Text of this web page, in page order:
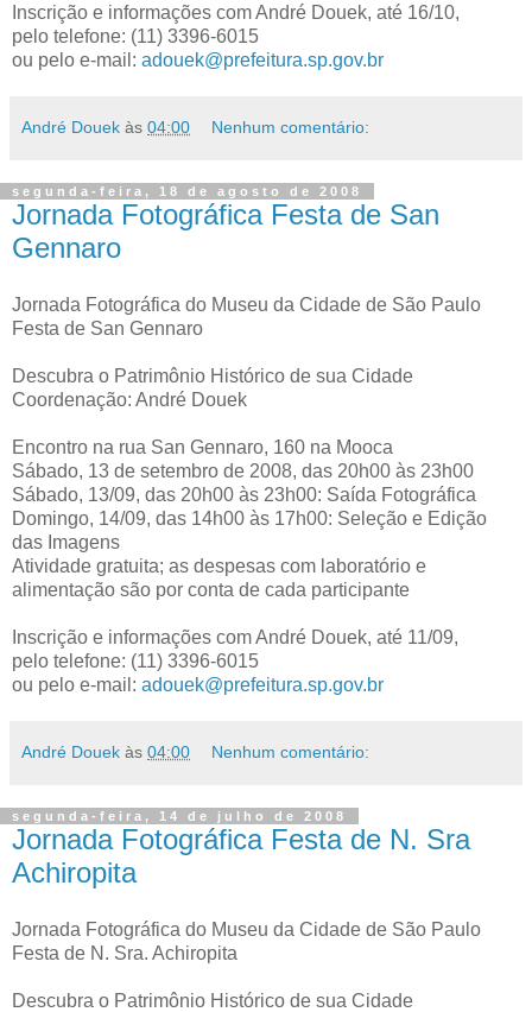
Inscrição e informações com André Douek, até 16/10,
pelo telefone: (11) 3396-6015
ou pelo e-mail: adouek@prefeitura.sp.gov.br
André Douek às 04:00 Nenhum comentário:
segunda-feira, 18 de agosto de 2008
Jornada Fotográfica Festa de San
Gennaro
Jornada Fotográfica do Museu da Cidade de São Paulo
Festa de San Gennaro
Descubra o Patrimônio Histórico de sua Cidade
Coordenação: André Douek
Encontro na rua San Gennaro, 160 na Mooca
Sábado, 13 de setembro de 2008, das 20h00 às 23h00
Sábado, 13/09, das 20h00 às 23h00: Saída Fotográfica
Domingo, 14/09, das 14h00 às 17h00: Seleção e Edição
das Imagens
Atividade gratuita; as despesas com laboratório e
alimentação são por conta de cada participante
Inscrição e informações com André Douek, até 11/09,
pelo telefone: (11) 3396-6015
ou pelo e-mail: adouek@prefeitura.sp.gov.br
André Douek às 04:00 Nenhum comentário:
segunda-feira, 14 de julho de 2008
Jornada Fotográfica Festa de N. Sra
Achiropita
Jornada Fotográfica do Museu da Cidade de São Paulo
Festa de N. Sra. Achiropita
Descubra o Patrimônio Histórico de sua Cidade